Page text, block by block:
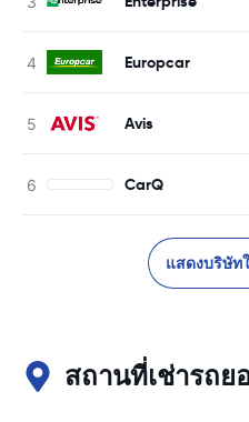
Europcar
Avis
CarQ
แสดงบริษัท
สถานที่เช่ารถ